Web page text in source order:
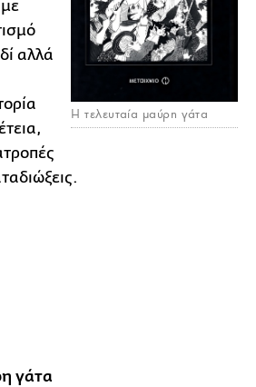
Η τελευταία μαύρη γάτα
αλλά
γάτα